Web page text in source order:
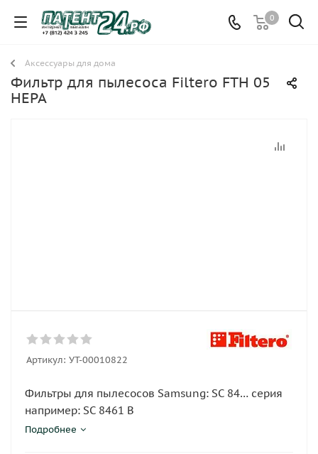
0
Аксессуары для дома
Фильтр для пылесоса Filtero FTH 05
HEPA
Артикул: УТ-00010822
Фильтры для пылесосов Samsung: SC 84… серия
например: SC 8461 B
Подробнее